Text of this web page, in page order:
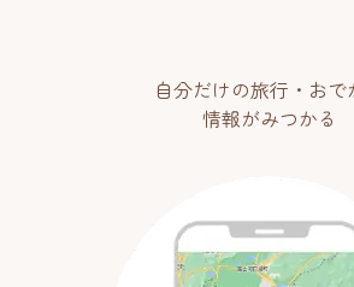
自分だけの旅行・おで
情報がみつかる